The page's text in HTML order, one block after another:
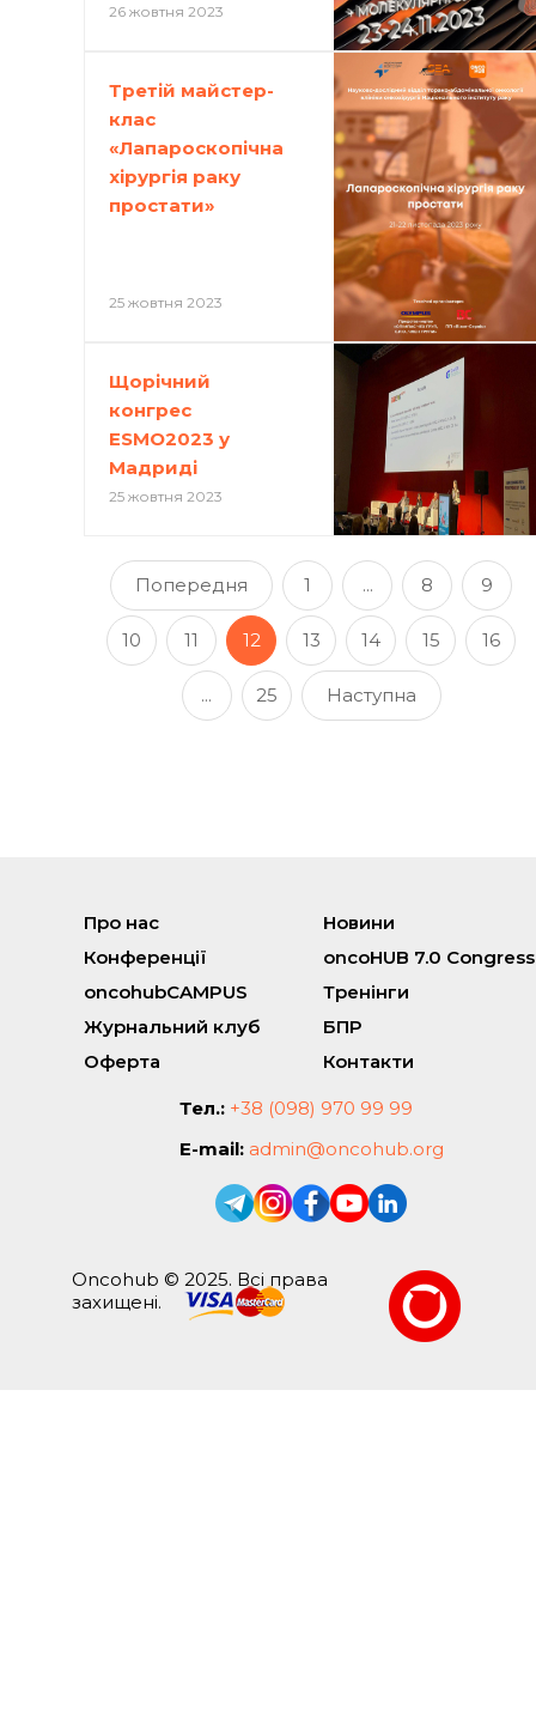
26 жовтня 2023
Третій майстер-
клас
«Лапароскопічна
хірургія раку
простати»
25 жовтня 2023
Щорічний
конгрес
ESMO2023 у
Мадриді
25 жовтня 2023
Попередня 1 ... 8 9
10 11 12 13 14 15 16
... 25 Наступна
Про нас
Новини
Конференції
oncoHUB 7.0 Congress
oncohubCAMPUS
Тренінги
Журнальний клуб
БПР
Оферта
Контакти
Тел.: +38 (098) 970 99 99
E-mail: admin@oncohub.org
Oncohub © 2025. Всі права
захищені.